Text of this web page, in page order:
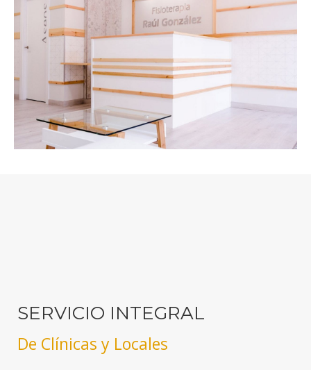
SERVICIO INTEGRAL
De Clínicas y Locales